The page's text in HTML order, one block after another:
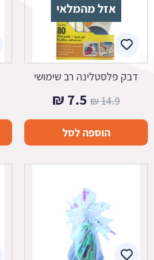
אזל מהמלאי
דבק פלסטלינה רב שימושי
14.9
₪ המחיר
המקורי
היה:
7.5
₪
הנוכחי
הוספה לסל